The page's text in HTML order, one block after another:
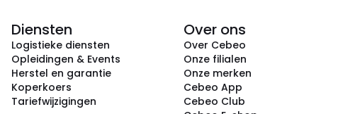
Diensten
Logistieke diensten
Opleidingen & Events
Herstel en garantie
Koperkoers
Tariefwijzigingen
Over ons
Over Cebeo
Onze filialen
Onze merken
Cebeo App
Cebeo Club